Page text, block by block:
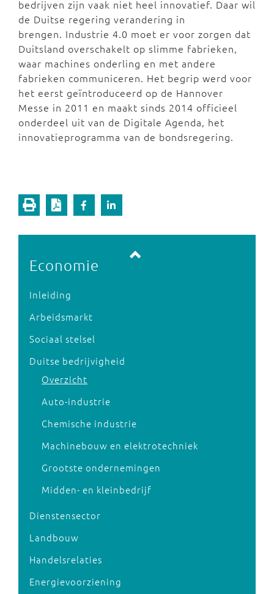
bedrijven zijn vaak niet heel innovatief. Daar wil
de Duitse regering verandering in
brengen. Industrie 4.0 moet er voor zorgen dat
Duitsland overschakelt op slimme fabrieken,
waar machines onderling en met andere
fabrieken communiceren. Het begrip werd voor
het eerst geïntroduceerd op de Hannover
Messe in 2011 en maakt sinds 2014 officieel
onderdeel uit van de Digitale Agenda, het
innovatieprogramma van de bondsregering.
Economie
Inleiding
Arbeidsmarkt
Sociaal stelsel
Duitse bedrijvigheid
Overzicht
Auto-industrie
Chemische industrie
Machinebouw en elektrotechniek
Grootste ondernemingen
Midden- en kleinbedrijf
Dienstensector
Landbouw
Handelsrelaties
Energievoorziening